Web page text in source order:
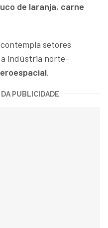
de laranja, carne
setores
a indústria norte-
.
PUBLICIDADE